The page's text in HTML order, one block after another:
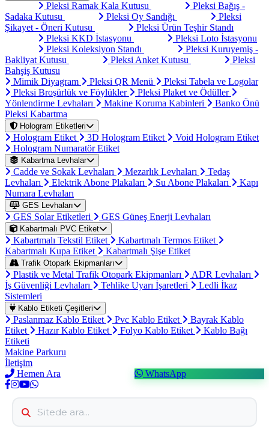
Pleksi Ramak Kala Kutusu
Pleksi Bağış -
Sadaka Kutusu
Pleksi Oy Sandığı
Pleksi
Şikayet - Öneri Kutusu
Pleksi Ürün Teşhir Standı
Pleksi KKD İstasyonu
Pleksi Loto İstasyonu
Pleksi Koleksiyon Standı
Pleksi Kuruyemiş -
Bakliyat Kutusu
Pleksi Anket Kutusu
Pleksi
Bahşiş Kutusu
Mimik Diyagram
Pleksi QR Menü
Pleksi Tabela ve Logolar
Pleksi Broşürlük ve Föylükler
Pleksi Plaket ve Ödüller
Yönlendirme Levhaları
Makine Koruma Kabinleri
Banko Önü
Pleksi Kabartma
Hologram Etiketleri
Hologram Etiket 3D Hologram Etiket
Void Hologram Etiket
Hologram Numaratör Etiket
Kabartma Levhalar
Cadde ve Sokak Levhaları Mezarlık Levhaları
Tedaş
Levhaları
Elektrik Abone Plakaları Su Abone Plakaları
Kapı
Numara Levhaları
GES Levhaları
GES Solar Etiketleri GES Güneş Enerji Levhaları
Kabartmalı PVC Etiket
Kabartmalı Tekstil Etiket
Kabartmalı Termos Etiket
Kabartmalı Kupa Etiket
Kabartmalı Şişe Etiket
Trafik Otopark Ekipmanları
Plastik ve Metal Trafik Otopark Ekipmanları
ADR Levhaları
İş Güvenliği Levhaları
Tehlike Uyarı İşaretleri
Ledli İkaz
Sistemleri
Kablo Etiketi Çeşitleri
Paslanmaz Kablo Etiket Pvc Kablo Etiket
Bayrak Kablo
Etiket
Hazır Kablo Etiket Folyo Kablo Etiket
Kablo Bağı
Etiketi
Makine Parkuru
İletişim
Hemen Ara
WhatsApp